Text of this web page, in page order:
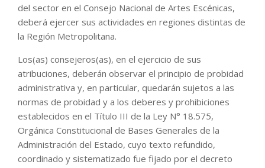
del sector en el Consejo Nacional de Artes Escénicas,
deberá ejercer sus actividades en regiones distintas de
la Región Metropolitana.
Los(as) consejeros(as), en el ejercicio de sus
atribuciones, deberán observar el principio de probidad
administrativa y, en particular, quedarán sujetos a las
normas de probidad y a los deberes y prohibiciones
establecidos en el Título III de la Ley N° 18.575,
Orgánica Constitucional de Bases Generales de la
Administración del Estado, cuyo texto refundido,
coordinado y sistematizado fue fijado por el decreto